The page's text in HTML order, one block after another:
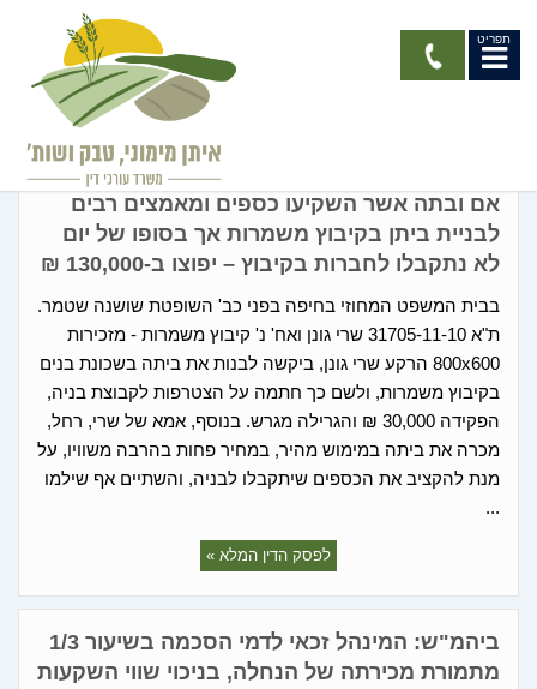
תפריט
אם ובתה אשר השקיעו כספים ומאמצים רבים
לבניית ביתן בקיבוץ משמרות אך בסופו של יום
לא נתקבלו לחברות בקיבוץ – יפוצו ב-130,000 ₪
בבית המשפט המחוזי בחיפה בפני כב' השופטת שושנה שטמר.
ת"א 31705-11-10 שרי גונן ואח' נ' קיבוץ משמרות - מזכירות
800x600 הרקע שרי גונן, ביקשה לבנות את ביתה בשכונת בנים
בקיבוץ משמרות, ולשם כך חתמה על הצטרפות לקבוצת בניה,
הפקידה 30,000 ₪ והגרילה מגרש. בנוסף, אמא של שרי, רחל,
מכרה את ביתה במימוש מהיר, במחיר פחות בהרבה משוויו, על
מנת להקציב את הכספים שיתקבלו לבניה, והשתיים אף שילמו
...
לפסק הדין המלא »
ביהמ"ש: המינהל זכאי לדמי הסכמה בשיעור 1/3
מתמורת מכירתה של הנחלה, בניכוי שווי השקעות